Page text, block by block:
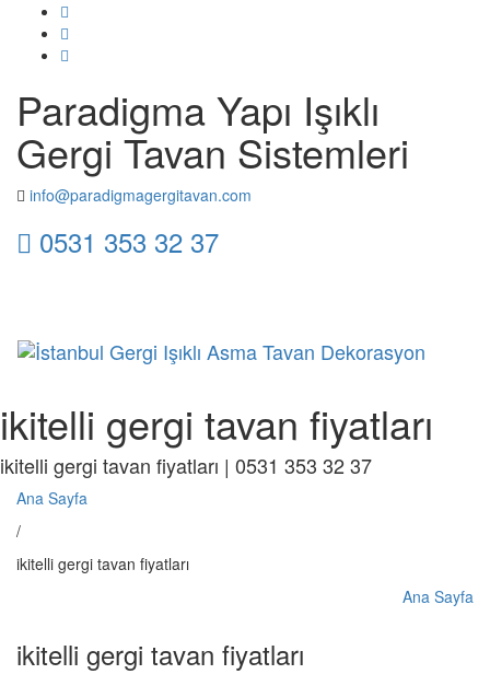
Paradigma Yapı Işıklı
Gergi Tavan Sistemleri
info@paradigmagergitavan.com
0531 353 32 37
ikitelli gergi tavan fiyatları
ikitelli gergi tavan fiyatları | 0531 353 32 37
Ana Sayfa
/
ikitelli gergi tavan fiyatları
Ana Sayfa
ikitelli gergi tavan fiyatları